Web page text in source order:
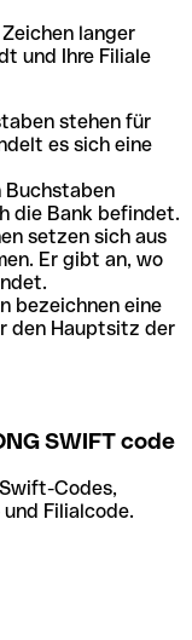
langer
und Ihre Filiale
stehen für
es sich eine
Buchstaben
die Bank befindet.
setzen sich aus
Er gibt an, wo
bezeichnen eine
den Hauptsitz der
SWIFT code
Codes,
Filialcode.